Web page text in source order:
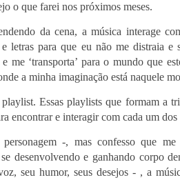
o que farei nos próximos meses.
da cena, a música interage
letras para que eu não me distraia e
me ‘transporta’ para o mundo que
a minha imaginação está naquele
Essas playlists que formam a
encontrar e interagir com cada um dos
-, mas confesso que
desenvolvendo e ganhando corpo
seu humor, seus desejos - , a